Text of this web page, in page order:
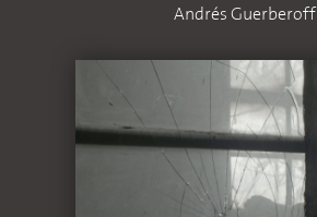
Andrés Guerberoff